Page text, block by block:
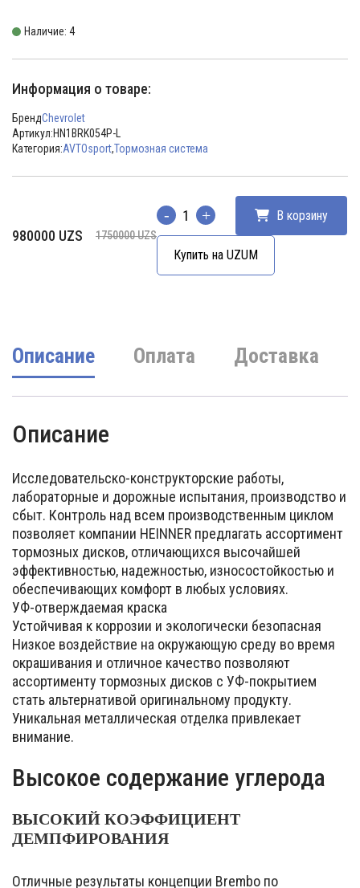
Наличие: 4
Информация о товаре:
БрендChevrolet
Артикул:HN1BRK054P-L
Категория:AVTOsport,Тормозная система
1750000UZS
Первоначальная
980000 UZS
Текущая
Количество В корзину
Купить на UZUM
Описание Оплата Доставка
Описание
Исследовательско-конструкторские работы,
лабораторные и дорожные испытания, производство и
сбыт. Контроль над всем производственным циклом
позволяет компании HEINNER предлагать ассортимент
тормозных дисков, отличающихся высочайшей
эффективностью, надежностью, износостойкостью и
обеспечивающих комфорт в любых условиях.
УФ-отверждаемая краска
Устойчивая к коррозии и экологически безопасная
Низкое воздействие на окружающую среду во время
окрашивания и отличное качество позволяют
ассортименту тормозных дисков с УФ-покрытием
стать альтернативой оригинальному продукту.
Уникальная металлическая отделка привлекает
внимание.
Высокое содержание углерода
ВЫСОКИЙ КОЭФФИЦИЕНТ
ДЕМПФИРОВАНИЯ
Отличные результаты концепции Brembo по